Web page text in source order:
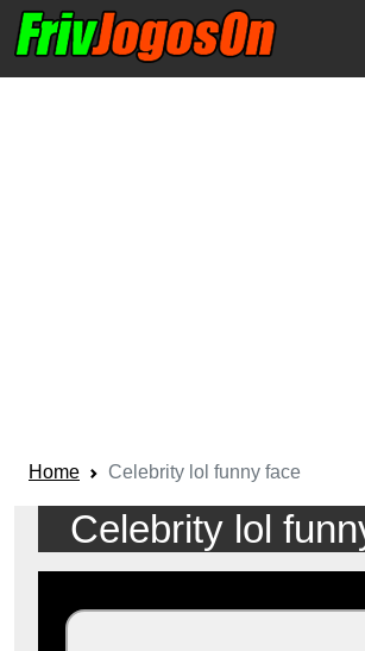
Home Celebrity lol funny face
Celebrity lol